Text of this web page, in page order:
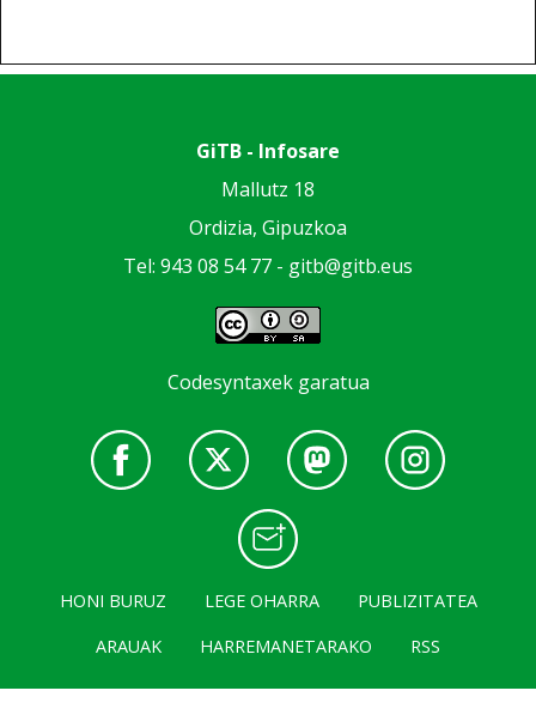
GiTB - Infosare
Mallutz 18
Ordizia, Gipuzkoa
Tel: 943 08 54 77 - gitb@gitb.eus
Codesyntaxek garatua
HONI BURUZ LEGE OHARRA
PUBLIZITATEA
ARAUAK
HARREMANETARAKO RSS